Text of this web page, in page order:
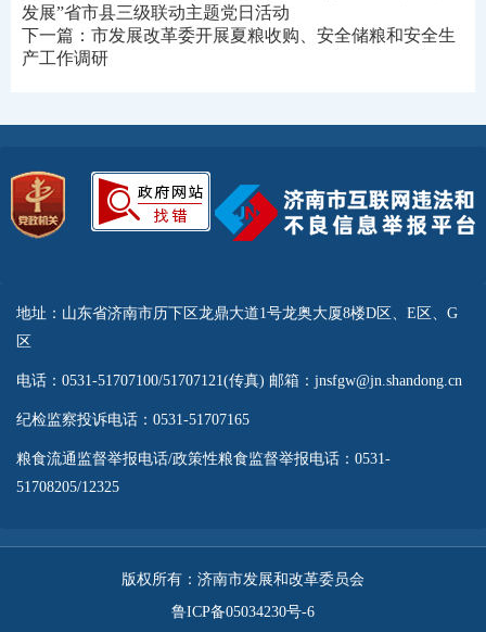
发展”省市县三级联动主题党日活动
下一篇： 市发展改革委开展夏粮收购、安全储粮和安全生
产工作调研
地址：山东省济南市历下区龙鼎大道1号龙奥大厦8楼D区、E区、G
区
电话：0531-51707100/51707121(传真) 邮箱：jnsfgw@jn.shandong.cn
纪检监察投诉电话：0531-51707165
粮食流通监督举报电话/政策性粮食监督举报电话：0531-
51708205/12325
版权所有：济南市发展和改革委员会
鲁ICP备05034230号-6